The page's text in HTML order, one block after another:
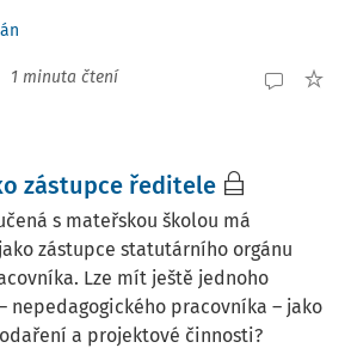
1 minuta čtení
zástupce ředitele
s mateřskou školou má
zástupce statutárního orgánu
Lze mít ještě jednoho
nepedagogického pracovníka – jako
a projektové činnosti?